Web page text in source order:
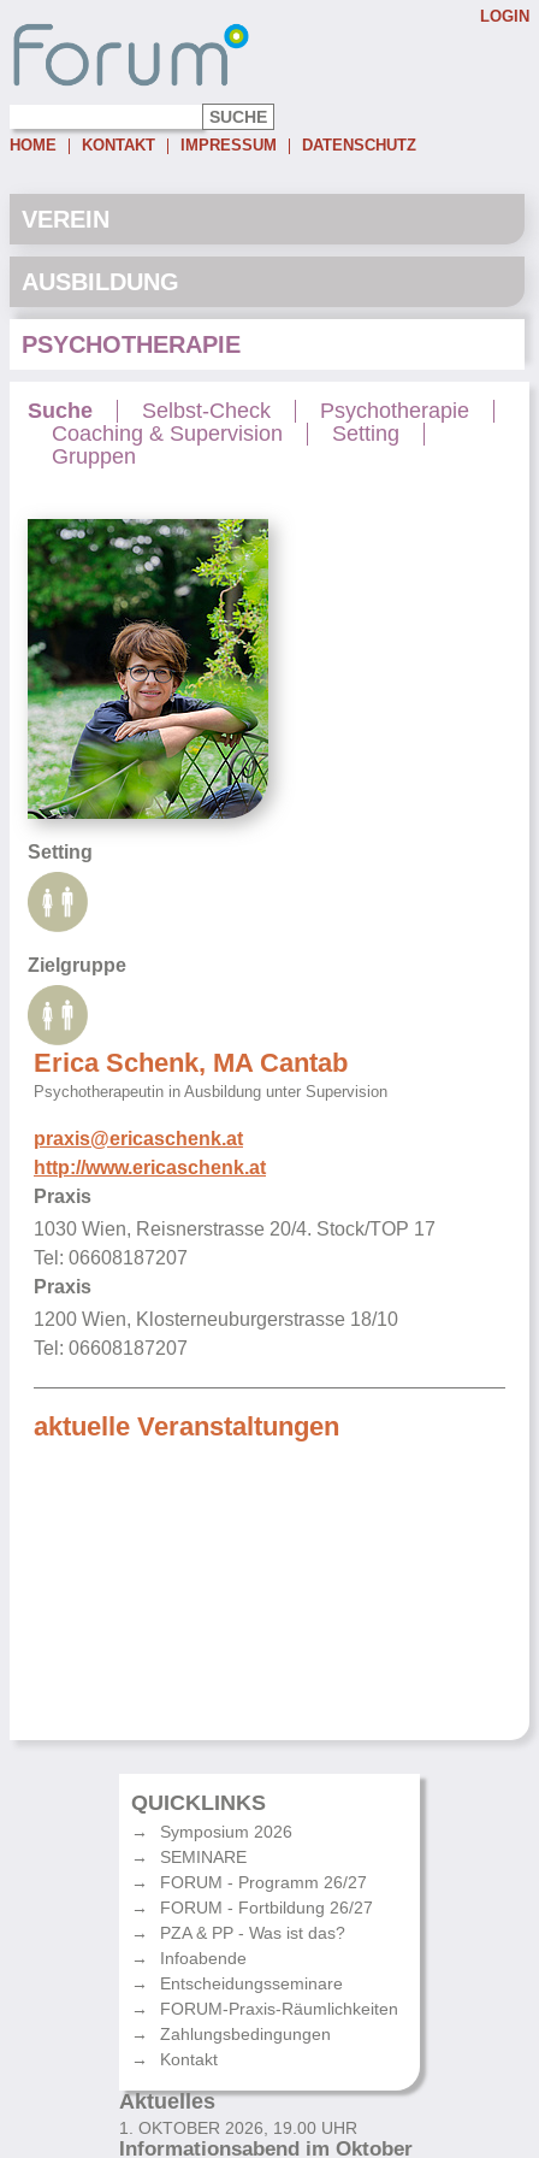
HOME KONTAKT IMPRESSUM DATENSCHUTZ
LOGIN
Password:
VEREIN
AUSBILDUNG
PSYCHOTHERAPIE
Suche Selbst-Check
Psychotherapie
Coaching & Supervision
Setting
Gruppen
Setting
Zielgruppe
Erica Schenk, MA Cantab
Psychotherapeutin in Ausbildung unter Supervision
praxis@ericaschenk.at
http://www.ericaschenk.at
Praxis
1030 Wien, Reisnerstrasse 20/4. Stock/TOP 17
Tel: 06608187207
Praxis
1200 Wien, Klosterneuburgerstrasse 18/10
Tel: 06608187207
aktuelle Veranstaltungen
QUICKLINKS
Symposium 2026
SEMINARE
FORUM - Programm 26/27
FORUM - Fortbildung 26/27
PZA & PP - Was ist das?
Infoabende
Entscheidungsseminare
FORUM-Praxis-Räumlichkeiten
Zahlungsbedingungen
Kontakt
Aktuelles
1. OKTOBER 2026, 19.00 UHR
Informationsabend im Oktober